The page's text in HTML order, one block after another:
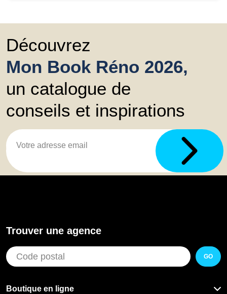
Découvrez
Mon Book Réno 2026,
un catalogue de
conseils et inspirations
Trouver une agence
GO
Boutique en ligne